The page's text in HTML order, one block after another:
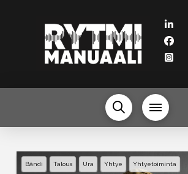
Bändi Talous Ura Yhtye Yhtyetoiminta